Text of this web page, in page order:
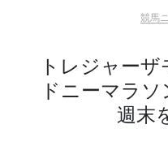
競馬
トレジャー
ドニーマラ
週末